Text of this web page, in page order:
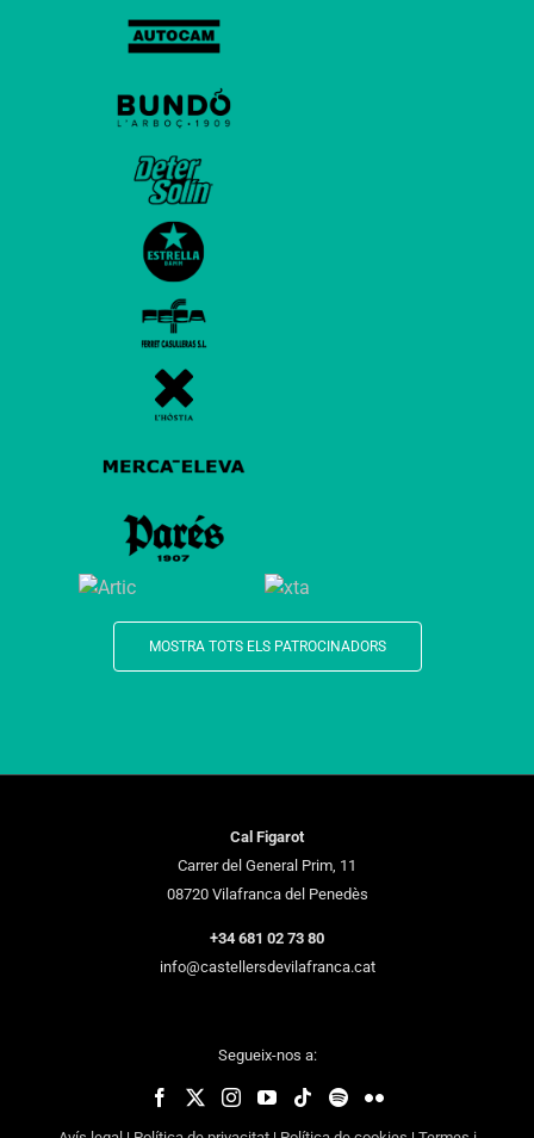
MOSTRA TOTS ELS PATROCINADORS
Cal Figarot
Carrer del General Prim, 11
08720 Vilafranca del Penedès
+34 681 02 73 80
info@castellersdevilafranca.cat
Segueix-nos a: